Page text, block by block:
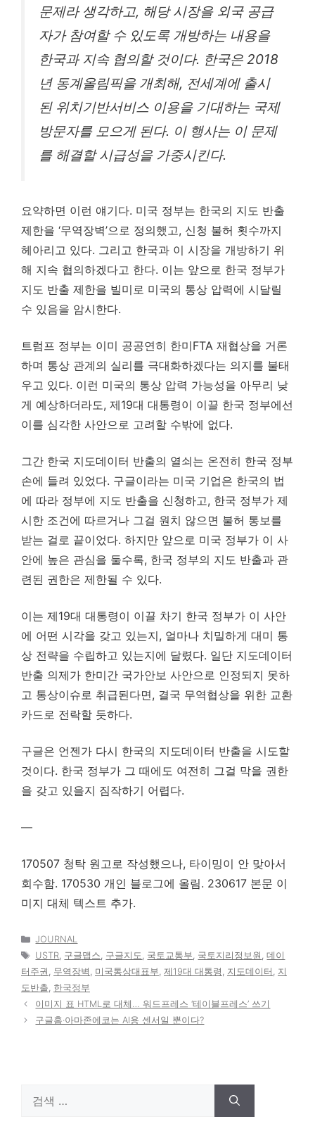
문제라 생각하고, 해당 시장을 외국 공급
자가 참여할 수 있도록 개방하는 내용을
한국과 지속 협의할 것이다. 한국은 2018
년 동계올림픽을 개최해, 전세계에 출시
된 위치기반서비스 이용을 기대하는 국제
방문자를 모으게 된다. 이 행사는 이 문제
를 해결할 시급성을 가중시킨다.
요약하면 이런 얘기다. 미국 정부는 한국의 지도 반출
제한을 ‘무역장벽’으로 정의했고, 신청 불허 횟수까지
헤아리고 있다. 그리고 한국과 이 시장을 개방하기 위
해 지속 협의하겠다고 한다. 이는 앞으로 한국 정부가
지도 반출 제한을 빌미로 미국의 통상 압력에 시달릴
수 있음을 암시한다.
트럼프 정부는 이미 공공연히 한미FTA 재협상을 거론
하며 통상 관계의 실리를 극대화하겠다는 의지를 불태
우고 있다. 이런 미국의 통상 압력 가능성을 아무리 낮
게 예상하더라도, 제19대 대통령이 이끌 한국 정부에선
이를 심각한 사안으로 고려할 수밖에 없다.
그간 한국 지도데이터 반출의 열쇠는 온전히 한국 정부
손에 들려 있었다. 구글이라는 미국 기업은 한국의 법
에 따라 정부에 지도 반출을 신청하고, 한국 정부가 제
시한 조건에 따르거나 그걸 원치 않으면 불허 통보를
받는 걸로 끝이었다. 하지만 앞으로 미국 정부가 이 사
안에 높은 관심을 둘수록, 한국 정부의 지도 반출과 관
련된 권한은 제한될 수 있다.
이는 제19대 대통령이 이끌 차기 한국 정부가 이 사안
에 어떤 시각을 갖고 있는지, 얼마나 치밀하게 대미 통
상 전략을 수립하고 있는지에 달렸다. 일단 지도데이터
반출 의제가 한미간 국가안보 사안으로 인정되지 못하
고 통상이슈로 취급된다면, 결국 무역협상을 위한 교환
카드로 전락할 듯하다.
구글은 언젠가 다시 한국의 지도데이터 반출을 시도할
것이다. 한국 정부가 그 때에도 여전히 그걸 막을 권한
을 갖고 있을지 짐작하기 어렵다.
—
170507 청탁 원고로 작성했으나, 타이밍이 안 맞아서
회수함. 170530 개인 블로그에 올림. 230617 본문 이
미지 대체 텍스트 추가.
카
테
리
JOURNAL
태
그
USTR 구글맵스 구글지도 국토교통부 국토지리정보원 ,데이
터주권
무역장벽 미국통상대표부 제19대 대통령 지도데이터
지
도반출 한국정부
이미지 표 HTML로 대체… 워드프레스 ‘테이블프레스’ 쓰기
구글홈·아마존에코는 AI용 센서일 뿐이다?